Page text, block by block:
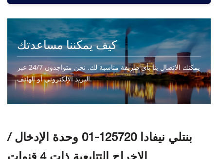
كيف يمكننا مساعدتك
يمكنك الاتصال بنا بأي طريقة مناسبة لك. نحن متواجدون 24/7 عبر
البريد الإلكتروني أو الهاتف.
اتصل بنا
بنتلي نيفادا 125720-01 وحدة الإدخال /